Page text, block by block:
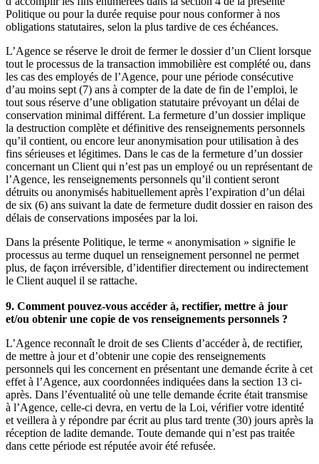
Politique ou pour la durée requise pour nous conformer à nos
obligations statutaires, selon la plus tardive de ces échéances.
L’Agence se réserve le droit de fermer le dossier d’un Client lorsque
tout le processus de la transaction immobilière est complété ou, dans
les cas des employés de l’Agence, pour une période consécutive
d’au moins sept (7) ans à compter de la date de fin de l’emploi, le
tout sous réserve d’une obligation statutaire prévoyant un délai de
conservation minimal différent. La fermeture d’un dossier implique
la destruction complète et définitive des renseignements personnels
qu’il contient, ou encore leur anonymisation pour utilisation à des
fins sérieuses et légitimes. Dans le cas de la fermeture d’un dossier
concernant un Client qui n’est pas un employé ou un représentant de
l’Agence, les renseignements personnels qu’il contient seront
détruits ou anonymisés habituellement après l’expiration d’un délai
de six (6) ans suivant la date de fermeture dudit dossier en raison des
délais de conservations imposées par la loi.
Dans la présente Politique, le terme « anonymisation » signifie le
processus au terme duquel un renseignement personnel ne permet
plus, de façon irréversible, d’identifier directement ou indirectement
le Client auquel il se rattache.
9. Comment pouvez-vous accéder à, rectifier, mettre à jour
et/ou obtenir une copie de vos renseignements personnels ?
L’Agence reconnaît le droit de ses Clients d’accéder à, de rectifier,
de mettre à jour et d’obtenir une copie des renseignements
personnels qui les concernent en présentant une demande écrite à cet
effet à l’Agence, aux coordonnées indiquées dans la section 13 ci-
après. Dans l’éventualité où une telle demande écrite était transmise
à l’Agence, celle-ci devra, en vertu de la Loi, vérifier votre identité
et veillera à y répondre par écrit au plus tard trente (30) jours après la
réception de ladite demande. Toute demande qui n’est pas traitée
dans cette période est réputée avoir été refusée.